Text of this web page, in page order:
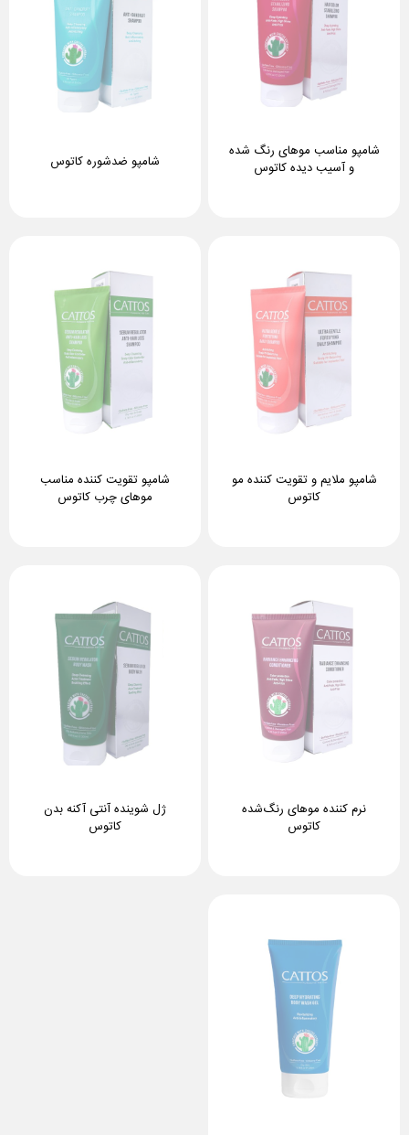
شامپو مناسب موهای رنگ شده
و آسیب دیده کاتوس
شامپو ضدشوره کاتوس
شامپو ملایم و تقویت کننده مو
کاتوس
شامپو تقویت کننده مناسب
موهای چرب کاتوس
نرم کننده موهای رنگ‌شده
کاتوس
ژل شوینده آنتی آکنه بدن
کاتوس